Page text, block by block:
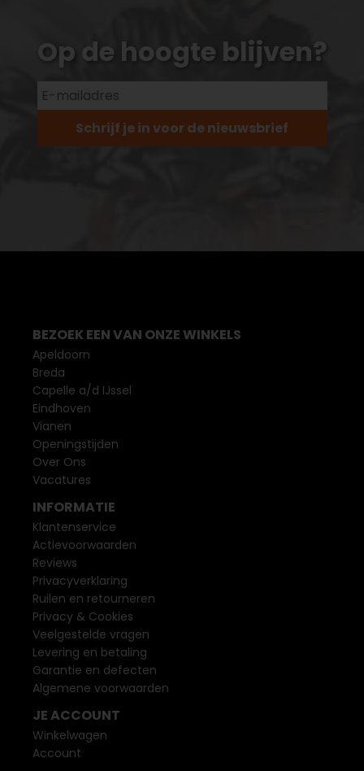
Op de hoogte blijven?
Schrijf je in voor de nieuwsbrief
BEZOEK EEN VAN ONZE WINKELS
Apeldoorn
Breda
Capelle a/d IJssel
Eindhoven
Vianen
Openingstijden
Over Ons
Vacatures
INFORMATIE
Klantenservice
Actievoorwaarden
Reviews
Privacyverklaring
Ruilen en retourneren
Privacy & Cookies
Veelgestelde vragen
Levering en betaling
Garantie en defecten
Algemene voorwaarden
JE ACCOUNT
Winkelwagen
Account